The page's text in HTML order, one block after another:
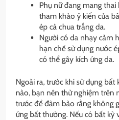
Phụ nữ đang mang
tham khảo ý kiến của
ép cà chua trắng da.
Người có da nhạy cảm
hạn chế sử dụng nước
có thể gây kích ứng da.
Ngoài ra, trước khi sử dụng
nào, bạn nên thử nghiệm trên
trước để đảm bảo rằng không
ứng bất thường. Nếu có bất kỳ